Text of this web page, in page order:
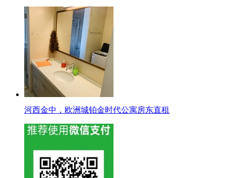
河西金中，欧洲城铂金时代公寓房东直租